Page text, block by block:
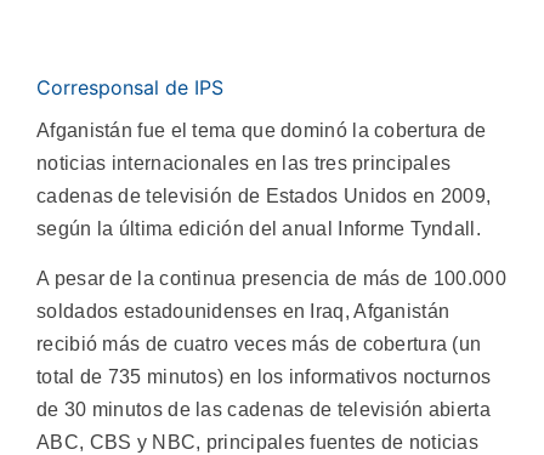
Corresponsal de IPS
Afganistán fue el tema que dominó la cobertura de
noticias internacionales en las tres principales
cadenas de televisión de Estados Unidos en 2009,
según la última edición del anual Informe Tyndall.
A pesar de la continua presencia de más de 100.000
soldados estadounidenses en Iraq, Afganistán
recibió más de cuatro veces más de cobertura (un
total de 735 minutos) en los informativos nocturnos
de 30 minutos de las cadenas de televisión abierta
ABC, CBS y NBC, principales fuentes de noticias